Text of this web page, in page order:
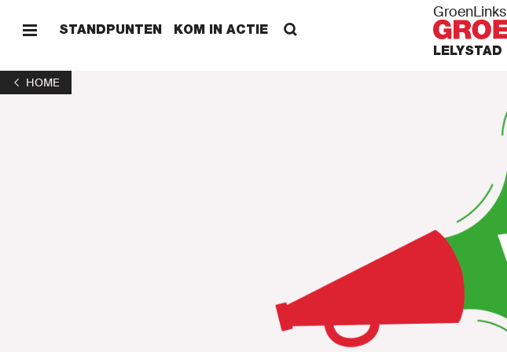
STANDPUNTEN KOM IN ACTIE
GroenLinks
LELYSTAD
HOME
ONZE AFDELING